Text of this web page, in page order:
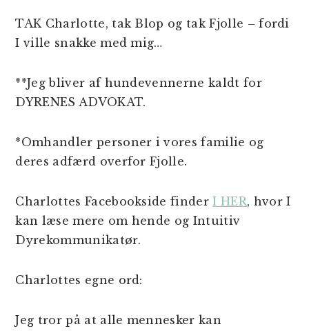
TAK Charlotte, tak Blop og tak Fjolle – fordi
I ville snakke med mig…
**Jeg bliver af hundevennerne kaldt for
DYRENES ADVOKAT.
*Omhandler personer i vores familie og
deres adfærd overfor Fjolle.
Charlottes Facebookside finderI HER, hvor I
kan læse mere om hende og Intuitiv
Dyrekommunikatør.
Charlottes egne ord:
Jeg tror på at alle mennesker kan